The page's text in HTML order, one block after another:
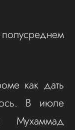
как дать
В июле